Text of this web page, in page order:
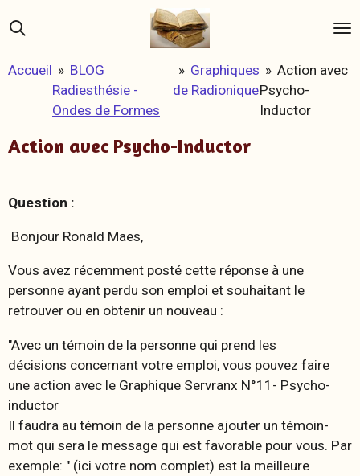
Passer
au
principal
Accueil » BLOG
Radiesthésie -
Ondes de Formes
» Graphiques
de Radionique
» Action avec
Psycho-
Inductor
Action avec Psycho-Inductor
Question :
Bonjour Ronald Maes,
Vous avez récemment posté cette réponse à une
personne ayant perdu son emploi et souhaitant le
retrouver ou en obtenir un nouveau :
"Avec un témoin de la personne qui prend les
décisions concernant votre emploi, vous pouvez faire
une action avec le Graphique Servranx N°11- Psycho-
inductor
Il faudra au témoin de la personne ajouter un témoin-
mot qui sera le message qui est favorable pour vous. Par
exemple: " (ici votre nom complet) est la meilleure